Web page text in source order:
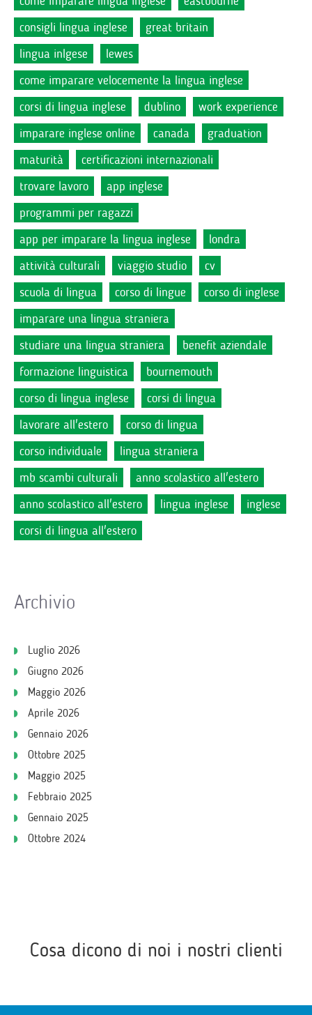
consigli lingua inglese
great britain
lingua inlgese
lewes
come imparare velocemente la lingua inglese
corsi di lingua inglese
dublino
work experience
imparare inglese online
canada
graduation
maturità
certificazioni internazionali
trovare lavoro
app inglese
programmi per ragazzi
app per imparare la lingua inglese
londra
attività culturali
viaggio studio
cv
scuola di lingua
corso di lingue
corso di inglese
imparare una lingua straniera
studiare una lingua straniera
benefit aziendale
formazione linguistica
bournemouth
corso di lingua inglese
corsi di lingua
lavorare all'estero
corso di lingua
corso individuale
lingua straniera
mb scambi culturali
anno scolastico all'estero
anno scolastico all'estero
lingua inglese
inglese
corsi di lingua all'estero
Archivio
Luglio 2026
Giugno 2026
Maggio 2026
Aprile 2026
Gennaio 2026
Ottobre 2025
Maggio 2025
Febbraio 2025
Gennaio 2025
Ottobre 2024
Cosa dicono di noi i nostri clienti